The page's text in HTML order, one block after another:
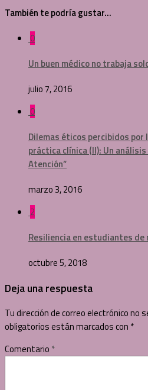
También te podría gustar...
0
Un buen médico no trabaja
julio 7, 2016
0
Dilemas éticos percibidos por
práctica clínica (II): Un
Atención”
marzo 3, 2016
2
Resiliencia en estudiantes
octubre 5, 2018
Deja una respuesta
Tu dirección de correo electrónico no
obligatorios están marcados con *
Comentario *